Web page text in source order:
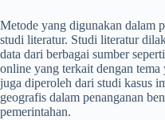
Metode yang digunakan dalam
studi literatur. Studi literatur
data dari berbagai sumber
online yang terkait dengan tema
juga diperoleh dari studi kasus
geografis dalam penanganan
pemerintahan.